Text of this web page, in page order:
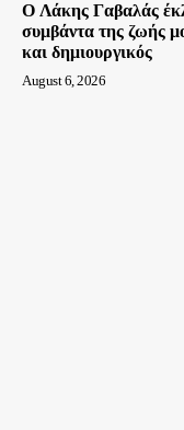
O Λάκης Γαβαλάς
συμβάντα της ζωής
και δημιουργικός
August 6, 2026